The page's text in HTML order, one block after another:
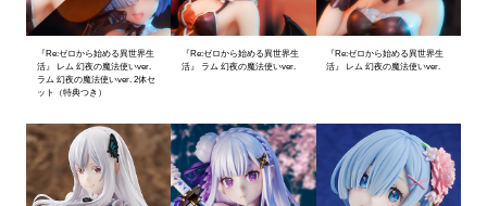
『Re:ゼロから始める異世界生
活』 レム 幻夜の魔法使いver.
ラム 幻夜の魔法使いver. 2体セ
ット（特典つき）
『Re:ゼロから始める異世界生
活』 ラム 幻夜の魔法使いver.
『Re:ゼロから始める異世界生
活』 レム 幻夜の魔法使いver.